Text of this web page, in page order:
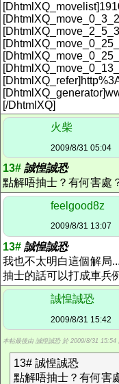
[/DhtmlXQ]
火柴
2009/8/31 05:04
13# 誠惶誠恐
點解唔抽士？有何害處
feelgood8z
2009/8/31 13:07
13# 誠惶誠恐
我也不太明白這個解局...
抽士的話可以打成車兵
誠惶誠恐
2009/8/31 15:42
本帖最後由 誠惶誠恐 於 2009/8/31 15:54
13# 誠惶誠恐
點解唔抽士？有何害